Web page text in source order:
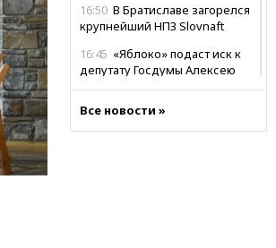
16:50 В Братиславе загорелся
крупнейший НПЗ Slovnaft
16:45 «Яблоко» подаст иск к
депутату Госдумы Алексею
16:35 Мельникова и еще
шесть гимнастов сборной
Все новости »